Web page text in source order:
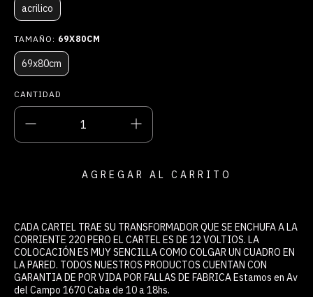
acrilico
TAMAÑO: 69X80CM
69x80cm
CANTIDAD
CADA CARTEL TRAE SU TRANSFORMADOR QUE SE ENCHUFA A LA
CORRIENTE 220 PERO EL CARTEL ES DE 12 VOLTIOS. LA
COLOCACIÓN ES MUY SENCILLA COMO COLGAR UN CUADRO EN
LA PARED. TODOS NUESTROS PRODUCTOS CUENTAN CON
GARANTIA DE POR VIDA POR FALLAS DE FABRICA Estamos en Av
del Campo 1670 Caba de 10 a 18hs.